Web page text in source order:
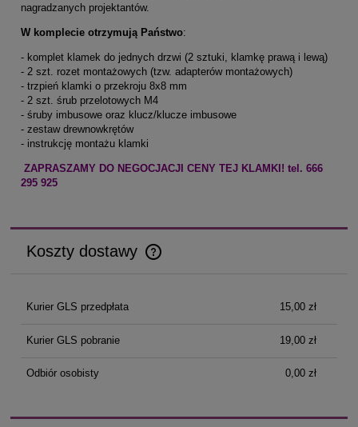
nagradzanych projektantów.
W komplecie otrzymują Państwo:
- komplet klamek do jednych drzwi (2 sztuki, klamkę prawą i lewą)
- 2 szt. rozet montażowych (tzw. adapterów montażowych)
- trzpień klamki o przekroju 8x8 mm
- 2 szt. śrub przelotowych M4
- śruby imbusowe oraz klucz/klucze imbusowe
- zestaw drewnowkrętów
- instrukcję montażu klamki
ZAPRASZAMY DO NEGOCJACJI CENY TEJ KLAMKI! tel. 666
295 925
Koszty dostawy
Cena nie zawiera ewentualnych kosztów płatności
Kurier GLS przedpłata 15,00 zł
Kurier GLS pobranie 19,00 zł
Odbiór osobisty 0,00 zł